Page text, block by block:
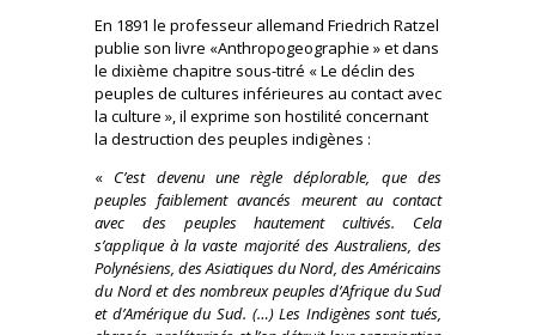
En 1891 le professeur allemand Friedrich Ratzel
publie son livre «Anthropogeographie » et dans
le dixième chapitre sous-titré « Le déclin des
peuples de cultures inférieures au contact avec
la culture », il exprime son hostilité concernant
la destruction des peuples indigènes :
« C’est devenu une règle déplorable, que des
peuples faiblement avancés meurent au contact
avec des peuples hautement cultivés. Cela
s’applique à la vaste majorité des Australiens, des
Polynésiens, des Asiatiques du Nord, des Américains
du Nord et des nombreux peuples d’Afrique du Sud
et d’Amérique du Sud. (…) Les Indigènes sont tués,